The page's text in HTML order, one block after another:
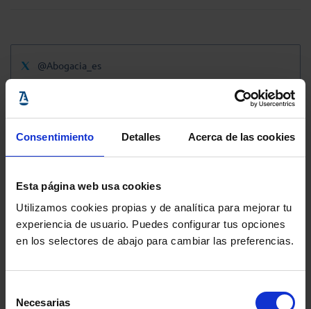
Consentimiento Detalles Acerca de las cookies
Esta página web usa cookies
Utilizamos cookies propias y de analítica para mejorar tu
experiencia de usuario. Puedes configurar tus opciones
en los selectores de abajo para cambiar las preferencias.
Necesarias
@Abogacia_es